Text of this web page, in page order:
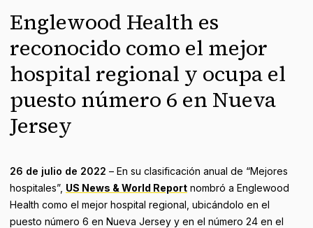
Englewood Health es
reconocido como el mejor
hospital regional y ocupa el
puesto número 6 en Nueva
Jersey
26 de julio de 2022 – En su clasificación anual de “Mejores
hospitales”, US News & World Report nombró a Englewood
Health como el mejor hospital regional, ubicándolo en el
puesto número 6 en Nueva Jersey y en el número 24 en el